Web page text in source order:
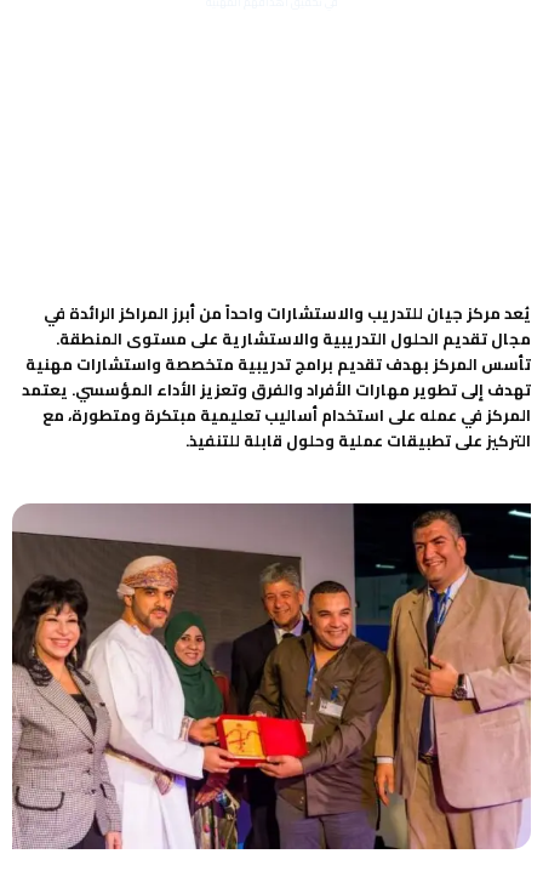
يُعد مركز جيان للتدريب والاستشارات واحداً من أبرز المراكز الرائدة في
مجال تقديم الحلول التدريبية والاستشارية على مستوى المنطقة.
تأسس المركز بهدف تقديم برامج تدريبية متخصصة واستشارات مهنية
تهدف إلى تطوير مهارات الأفراد والفرق وتعزيز الأداء المؤسسي. يعتمد
المركز في عمله على استخدام أساليب تعليمية مبتكرة ومتطورة، مع
التركيز على تطبيقات عملية وحلول قابلة للتنفيذ.